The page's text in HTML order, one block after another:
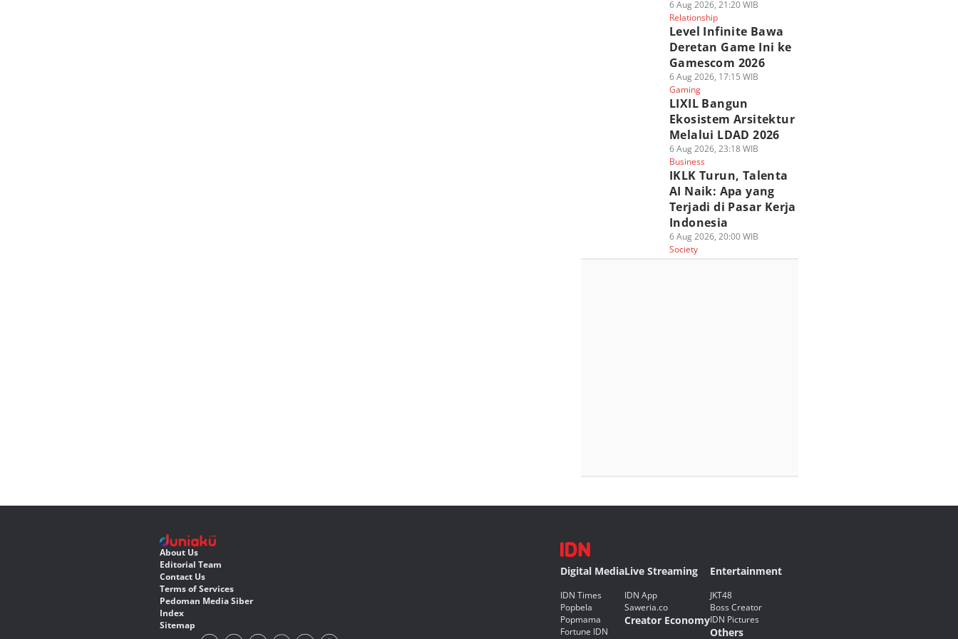
6 Aug 2026, 21:20 WIB
Relationship
Level Infinite Bawa
Deretan Game Ini ke
Gamescom 2026
6 Aug 2026, 17:15 WIB
Gaming
LIXIL Bangun
Ekosistem Arsitektur
Melalui LDAD 2026
6 Aug 2026, 23:18 WIB
Business
IKLK Turun, Talenta
AI Naik: Apa yang
Terjadi di Pasar Kerja
Indonesia
6 Aug 2026, 20:00 WIB
Society
About Us
Editorial Team
Contact Us
Terms of Services
Pedoman Media Siber
Index
Sitemap
Digital Media
IDN Times
Popbela
Popmama
Fortune IDN
Live Streaming
IDN App
Saweria.co
Creator Economy
Entertainment
JKT48
Boss Creator
IDN Pictures
Others